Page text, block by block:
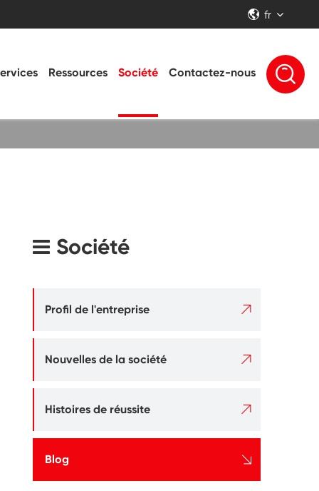
 fr
Ressources Société Contactez-nous 
Société
Profil de l'entreprise 
Nouvelles de la société 
Histoires de réussite 
Blog 